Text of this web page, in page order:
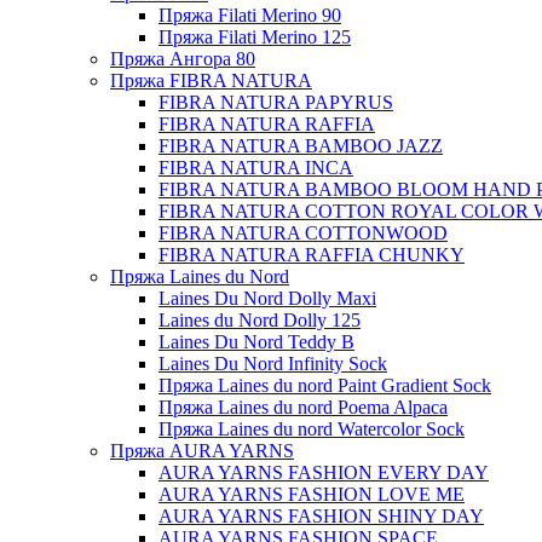
Пряжа Filati Merino 90
Пряжа Filati Merino 125
Пряжа Ангора 80
Пряжа FIBRA NATURA
FIBRA NATURA PAPYRUS
FIBRA NATURA RAFFIA
FIBRA NATURA BAMBOO JAZZ
FIBRA NATURA INCA
FIBRA NATURA BAMBOO BLOOM HAND
FIBRA NATURA COTTON ROYAL COLOR
FIBRA NATURA COTTONWOOD
FIBRA NATURA RAFFIA CHUNKY
Пряжа Laines du Nord
Laines Du Nord Dolly Maxi
Laines du Nord Dolly 125
Laines Du Nord Teddy B
Laines Du Nord Infinity Sock
Пряжа Laines du nord Paint Gradient Sock
Пряжа Laines du nord Poema Alpaca
Пряжа Laines du nord Watercolor Sock
Пряжа AURA YARNS
AURA YARNS FASHION EVERY DAY
AURA YARNS FASHION LOVE ME
AURA YARNS FASHION SHINY DAY
AURA YARNS FASHION SPACE